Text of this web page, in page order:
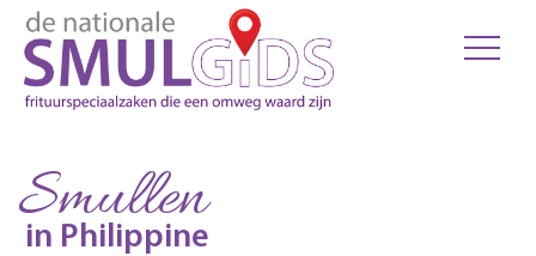
Smullen
in Philippine